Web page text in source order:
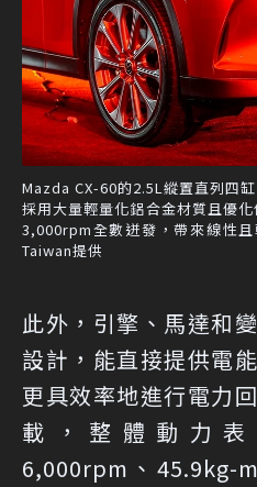
Mazda CX-60的2.5L縱置直列四
採用大量輕量化鋁合金材質且優
3,000rpm全數迸發，帶來線性
Taiwan提供
此外，引擎、馬達和
設計，能直接提供電
更具效率地進行電力
載，整體動力表
6,000rpm、45.9kg-